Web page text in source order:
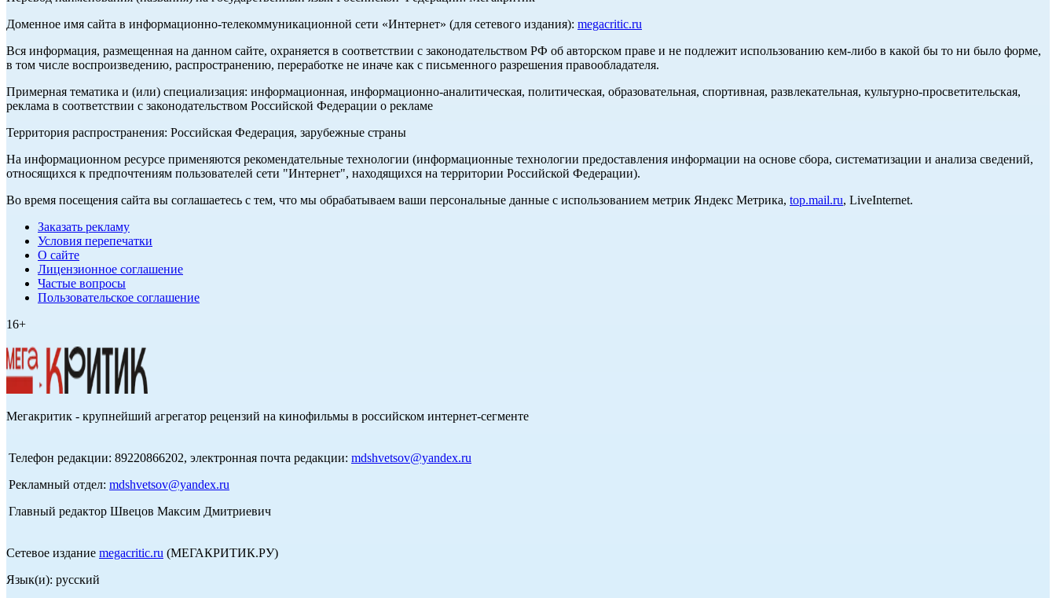
Доменное имя сайта в информационно-телекоммуникационной сети «Интернет» (для сетевого издания): megacritic.ru
Вся информация, размещенная на данном сайте, охраняется в соответствии с законодательством РФ об авторском праве и не подлежит использованию кем-либо в какой бы то ни было форме,
в том числе воспроизведению, распространению, переработке не иначе как с письменного разрешения правообладателя.
Примерная тематика и (или) специализация: информационная, информационно-аналитическая, политическая, образовательная, спортивная, развлекательная, культурно-просветительская,
реклама в соответствии с законодательством Российской Федерации о рекламе
Территория распространения: Российская Федерация, зарубежные страны
На информационном ресурсе применяются рекомендательные технологии (информационные технологии предоставления информации на основе сбора, систематизации и анализа сведений,
относящихся к предпочтениям пользователей сети "Интернет", находящихся на территории Российской Федерации).
Во время посещения сайта вы соглашаетесь с тем, что мы обрабатываем ваши персональные данные с использованием метрик Яндекс Метрика, top.mail.ru, LiveInternet.
Заказать рекламу
Условия перепечатки
О сайте
Лицензионное соглашение
Частые вопросы
Пользовательское соглашение
16+
Мегакритик - крупнейший агрегатор рецензий на кинофильмы в российском интернет-сегменте
Телефон редакции: 89220866202, электронная почта редакции: mdshvetsov@yandex.ru
Рекламный отдел: mdshvetsov@yandex.ru
Главный редактор Швецов Максим Дмитриевич
Сетевое издание megacritic.ru (МЕГАКРИТИК.РУ)
Язык(и): русский